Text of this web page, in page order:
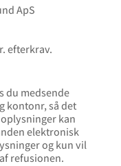
ApS
efterkrav.
du medsende
kontonr, så det
kan
elektronisk
og kun vil
refusionen.